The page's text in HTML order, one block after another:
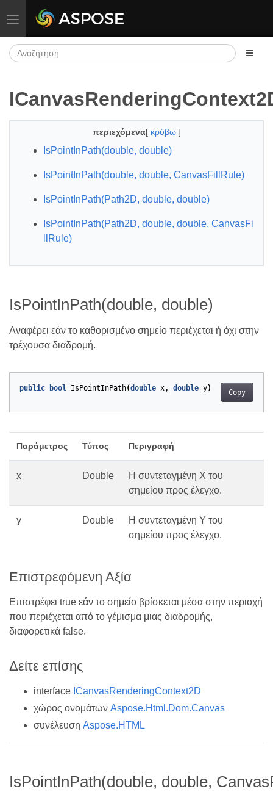
Εναλλαγή πλοήγησης
περιεχόμενα[ κρύβω ]
IsPointInPath(double, double)
IsPointInPath(double, double, CanvasFillRule)
IsPointInPath(Path2D, double, double)
IsPointInPath(Path2D, double, double, CanvasFi
llRule)
IsPointInPath(double, double)
Αναφέρει εάν το καθορισμένο σημείο περιέχεται ή όχι στην
τρέχουσα διαδρομή.
Copy
public bool IsPointInPath(double x, double y)
Παράμετρος Τύπος Περιγραφή
x Double
Η συντεταγμένη Χ του
σημείου προς έλεγχο.
y Double
Η συντεταγμένη Υ του
σημείου προς έλεγχο.
Επιστρεφόμενη Αξία
Επιστρέφει true εάν το σημείο βρίσκεται μέσα στην περιοχή
που περιέχεται από το γέμισμα μιας διαδρομής,
διαφορετικά false.
Δείτε επίσης
interface ICanvasRenderingContext2D
χώρος ονομάτων Aspose.Html.Dom.Canvas
συνέλευση Aspose.HTML
IsPointInPath(double, double,